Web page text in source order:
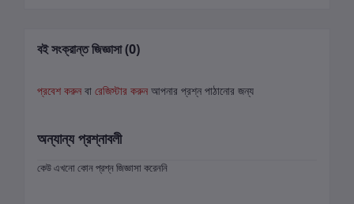
বই সংক্রান্ত জিজ্ঞাসা (0)
প্রবেশ করুন বা রেজিস্টার করুন আপনার প্রশ্ন পাঠানোর জন্য
অন্যান্য প্রশ্নাবলী
কেউ এখনো কোন প্রশ্ন জিজ্ঞাসা করেননি